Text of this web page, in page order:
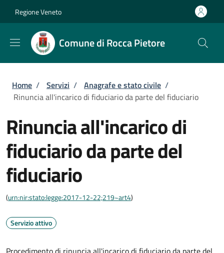
Regione Veneto
Comune di Rocca Pietore
Briciole di pane
Home / Servizi / Anagrafe e stato civile /
Rinuncia all'incarico di fiduciario da parte del fiduciario
Rinuncia all'incarico di
fiduciario da parte del
fiduciario
(urn:nir:stato:legge:2017-12-22;219~art4)
Servizio attivo